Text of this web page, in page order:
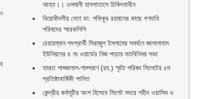
আহত।। ওসমানী হাসপাতালে চিকিৎসাধীন
বিরোধীদলীয় নেতা ডা. শফিকুর রহমানের কাছে গণদাবি
পরিষদের স্মারকলিপি ‎
চেয়ারম্যান পদপ্রার্থী সিরাজুল ইসলামের সমর্থনে জালালাবাদ
ইউনিয়নের ৪ নং ওয়ার্ডের নিজ পাড়ায় মতবিনিময় সভা
হযরত শাহ্জালাল-শাহ্পরাণ (রহ.) স্মৃতি পরিষদ সিলেটের ৫ম
প্রতিষ্ঠাবার্ষিকী পালিত ‎​
কেন্দ্রীয় কর্মসূচীর অংশ হিসেবে সিলেট সদরে শহীদ ওয়াসিম ও